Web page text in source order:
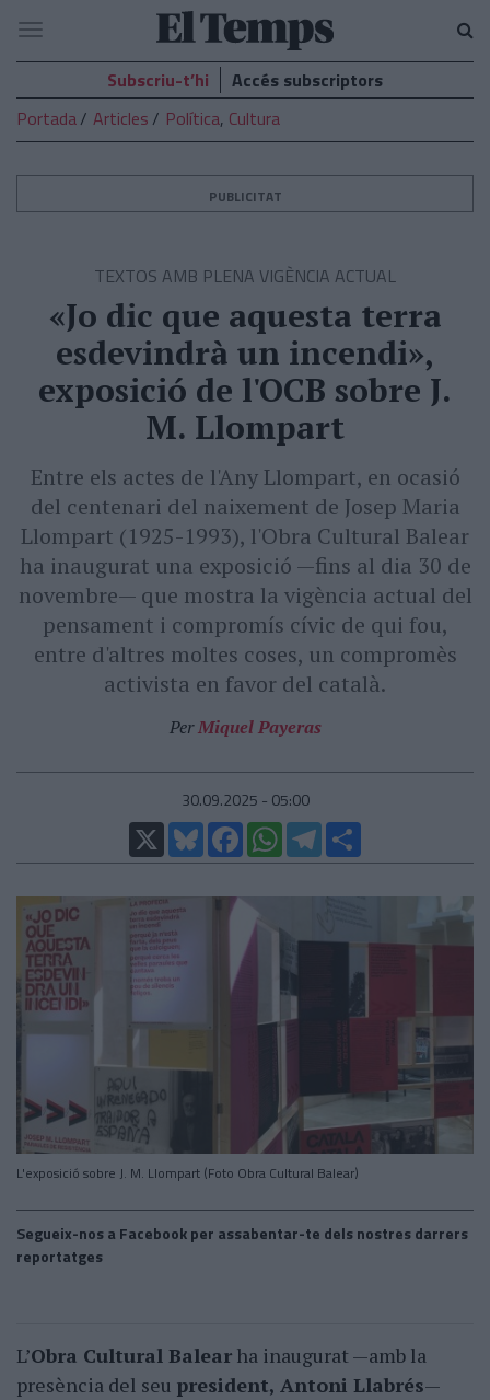
El
Temps
Navegació
Subscriu-t’hi
Accés subscriptors
Portada
Articles Política, Cultura
PUBLICITAT
TEXTOS AMB PLENA VIGÈNCIA ACTUAL
«Jo dic que aquesta terra
esdevindrà un incendi»,
exposició de l'OCB sobre J.
M. Llompart
Entre els actes de l'Any Llompart, en ocasió
del centenari del naixement de Josep Maria
Llompart (1925-1993), l'Obra Cultural Balear
ha inaugurat una exposició —fins al dia 30 de
novembre— que mostra la vigència actual del
pensament i compromís cívic de qui fou,
entre d'altres moltes coses, un compromès
activista en favor del català.
PerMiquel Payeras
30.09.2025 - 05:00
X
BlueskyFacebookWhatsAppTelegram
L'exposició sobre J. M. Llompart (Foto Obra Cultural Balear)
Segueix-nos a Facebook per assabentar-te dels nostres darrers
reportatges
L’Obra Cultural Balear ha inaugurat —amb la
presència del seu president, Antoni Llabrés—